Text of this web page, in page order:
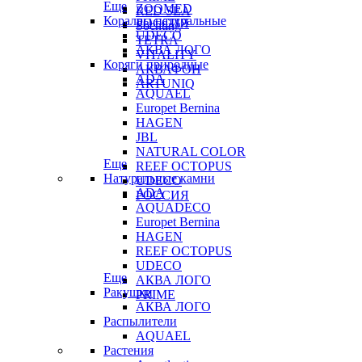
RED SEA
Sochting
TETRA
VITALITY
АКВАФОН
ARTUNIQ
ZOOMED
РОССИЯ
Еще
Кораллы натуральные
UDECO
АКВА ЛОГО
Коряги природные
ADA
AQUAEL
Europet Bernina
HAGEN
JBL
NATURAL COLOR
REEF OCTOPUS
UDECO
РОССИЯ
Еще
Натуральные камни
ADA
AQUADECO
Europet Bernina
HAGEN
REEF OCTOPUS
UDECO
АКВА ЛОГО
PRIME
Еще
Ракушки
АКВА ЛОГО
Распылители
AQUAEL
Растения